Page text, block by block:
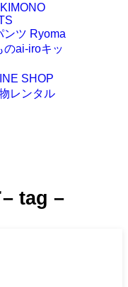
ンツ Ryoma
のai-iroキッ
SHOP
レンタル
– tag –